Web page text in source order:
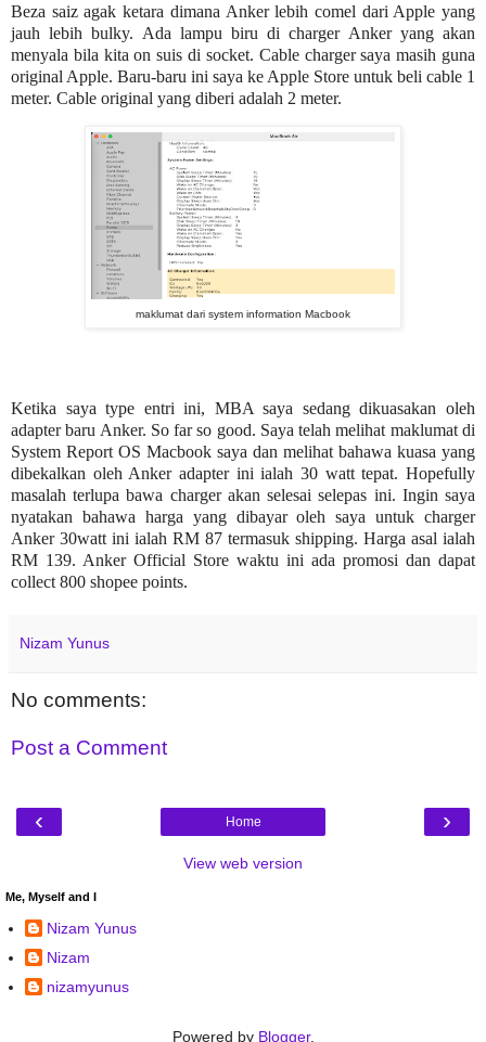
Beza saiz agak ketara dimana Anker lebih comel dari Apple yang
jauh lebih bulky. Ada lampu biru di charger Anker yang akan
menyala bila kita on suis di socket. Cable charger saya masih guna
original Apple. Baru-baru ini saya ke Apple Store untuk beli cable 1
meter. Cable original yang diberi adalah 2 meter.
maklumat dari system information Macbook
Ketika saya type entri ini, MBA saya sedang dikuasakan oleh
adapter baru Anker. So far so good. Saya telah melihat maklumat di
System Report OS Macbook saya dan melihat bahawa kuasa yang
dibekalkan oleh Anker adapter ini ialah 30 watt tepat. Hopefully
masalah terlupa bawa charger akan selesai selepas ini. Ingin saya
nyatakan bahawa harga yang dibayar oleh saya untuk charger
Anker 30watt ini ialah RM 87 termasuk shipping. Harga asal ialah
RM 139. Anker Official Store waktu ini ada promosi dan dapat
collect 800 shopee points.
Nizam Yunus
No comments:
Post a Comment
‹ ›
Home
View web version
Me, Myself and I
Nizam Yunus
Nizam
nizamyunus
Powered by Blogger.